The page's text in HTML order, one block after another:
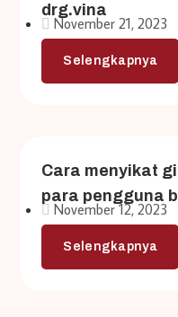
drg.vina
November 21, 2023
Selengkapnya
Cara menyikat
para pengguna
November 12, 2023
Selengkapnya